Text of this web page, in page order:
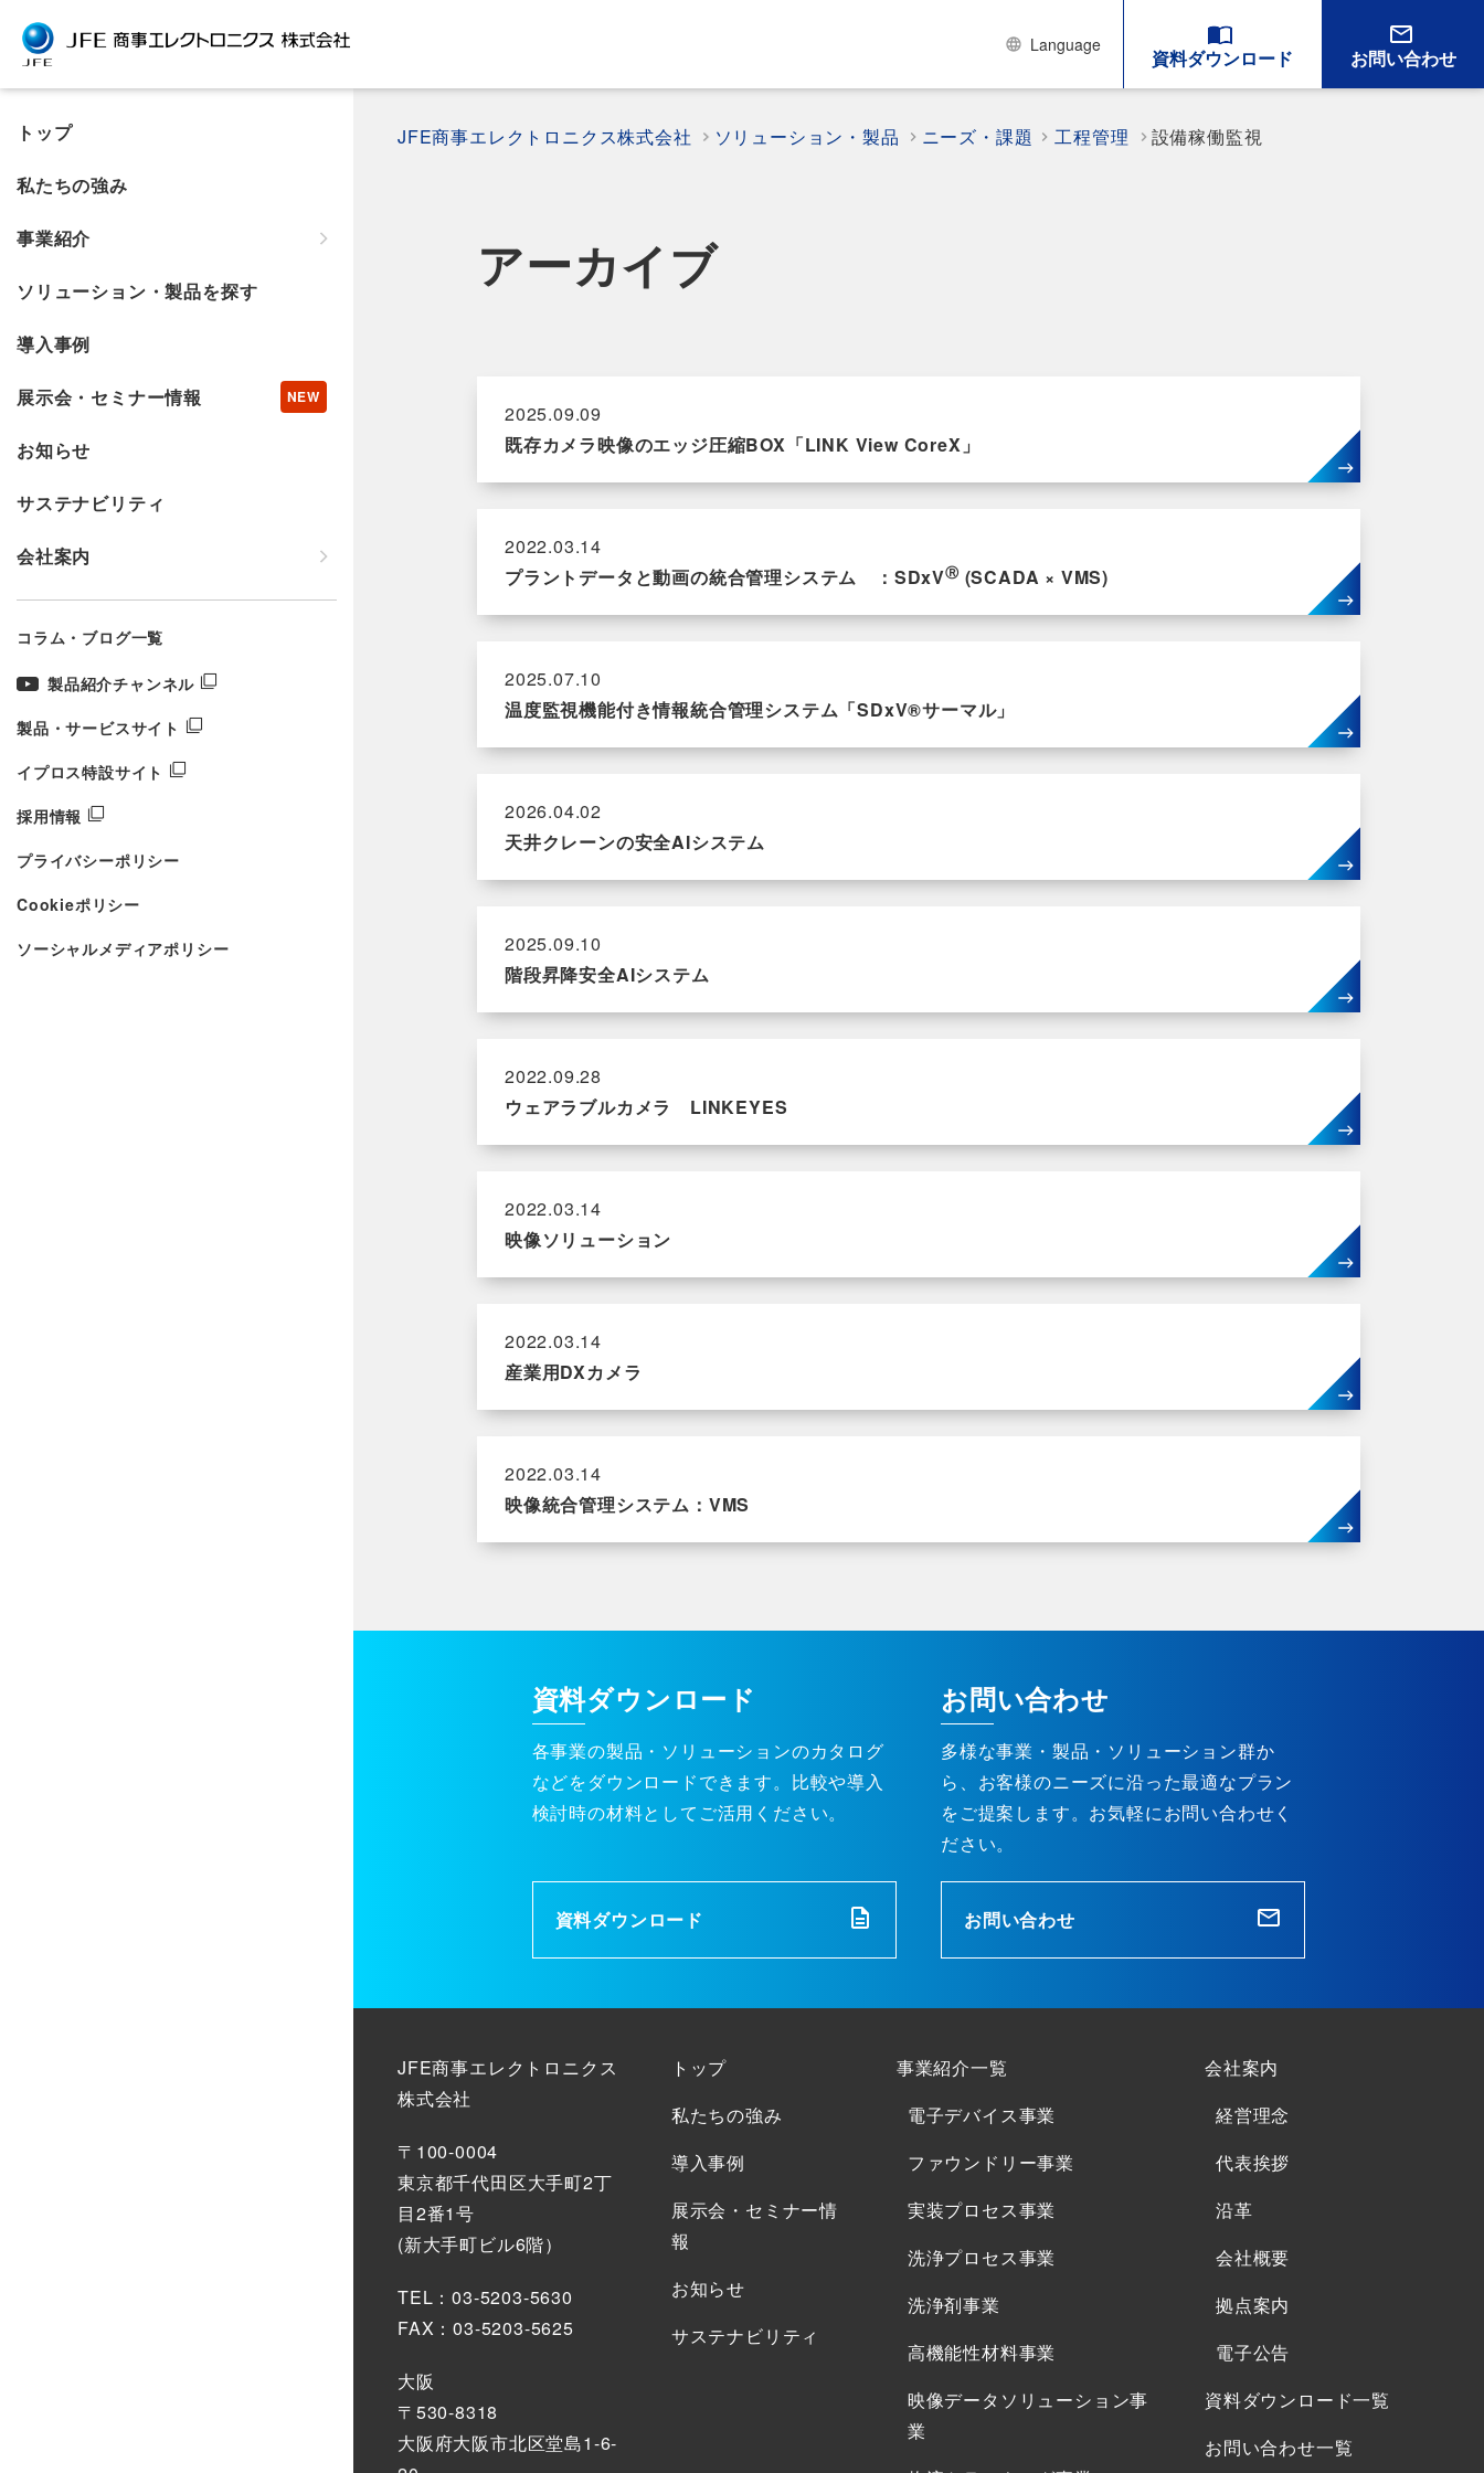
Language
資料ダウンロード お問い合わせ
トップ
私たちの強み
事業紹介
ソリューション・製品を探す
導入事例
展示会・セミナー情報
お知らせ
サステナビリティ
会社案内
コラム・ブログ一覧
製品紹介チャンネル
製品・サービスサイト
イプロス特設サイト
採用情報
プライバシーポリシー
Cookieポリシー
ソーシャルメディアポリシー
JFE商事エレクトロニクス株式会社 ソリューション・製品 ニーズ・課題 工程管理 設備稼働監視
アーカイブ
2025.09.09
既存カメラ映像のエッジ圧縮BOX「LINK View CoreX」
2022.03.14
プラントデータと動画の統合管理システム ：SDxVⓇ (SCADA × VMS)
2025.07.10
温度監視機能付き情報統合管理システム「SDxV®サーマル」
2026.04.02
天井クレーンの安全AIシステム
2025.09.10
階段昇降安全AIシステム
2022.09.28
ウェアラブルカメラ LINKEYES
2022.03.14
映像ソリューション
2022.03.14
産業用DXカメラ
2022.03.14
映像統合管理システム：VMS
資料ダウンロード
各事業の製品・ソリューションのカタログ
などをダウンロードできます。比較や導入
検討時の材料としてご活用ください。
資料ダウンロード
お問い合わせ
多様な事業・製品・ソリューション群か
ら、お客様のニーズに沿った最適なプラン
をご提案します。お気軽にお問い合わせく
ださい。
お問い合わせ
JFE商事エレクトロニクス
株式会社
〒100-0004
東京都千代田区大手町2丁
目2番1号
(新大手町ビル6階）
TEL：03-5203-5630
FAX：03-5203-5625
大阪
〒530-8318
大阪府大阪市北区堂島1-6-
トップ
私たちの強み
導入事例
展示会・セミナー情
報
お知らせ
サステナビリティ
事業紹介一覧
電子デバイス事業
ファウンドリー事業
実装プロセス事業
洗浄プロセス事業
洗浄剤事業
高機能性材料事業
映像データソリューション事
業
会社案内
経営理念
代表挨拶
沿革
会社概要
拠点案内
電子公告
資料ダウンロード一覧
お問い合わせ一覧